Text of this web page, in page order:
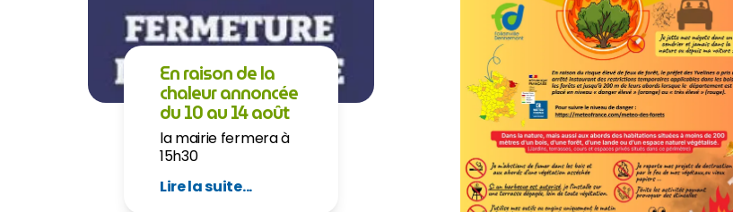
En raison de la
chaleur annoncée
du 10 au 14 août
la mairie fermera à
15h30
Lire la suite...